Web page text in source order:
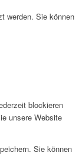
werden. Sie können
blockieren
unsere Website
Sie können